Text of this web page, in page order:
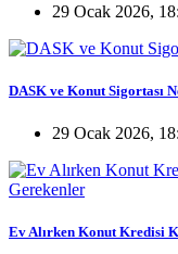
29 Ocak 2026,
DASK ve Konut Sigortası
29 Ocak 2026,
Ev Alırken Konut Kredisi